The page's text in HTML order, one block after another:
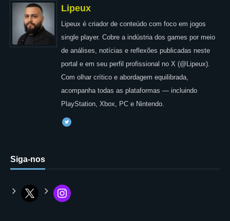
Lipeux
Lipeux é criador de conteúdo com foco em jogos
single player. Cobre a indústria dos games por meio
de análises, notícias e reflexões publicadas neste
portal e em seu perfil profissional no X (@Lipeux).
Com olhar crítico e abordagem equilibrada,
acompanha todas as plataformas — incluindo
PlayStation, Xbox, PC e Nintendo.
Siga-nos